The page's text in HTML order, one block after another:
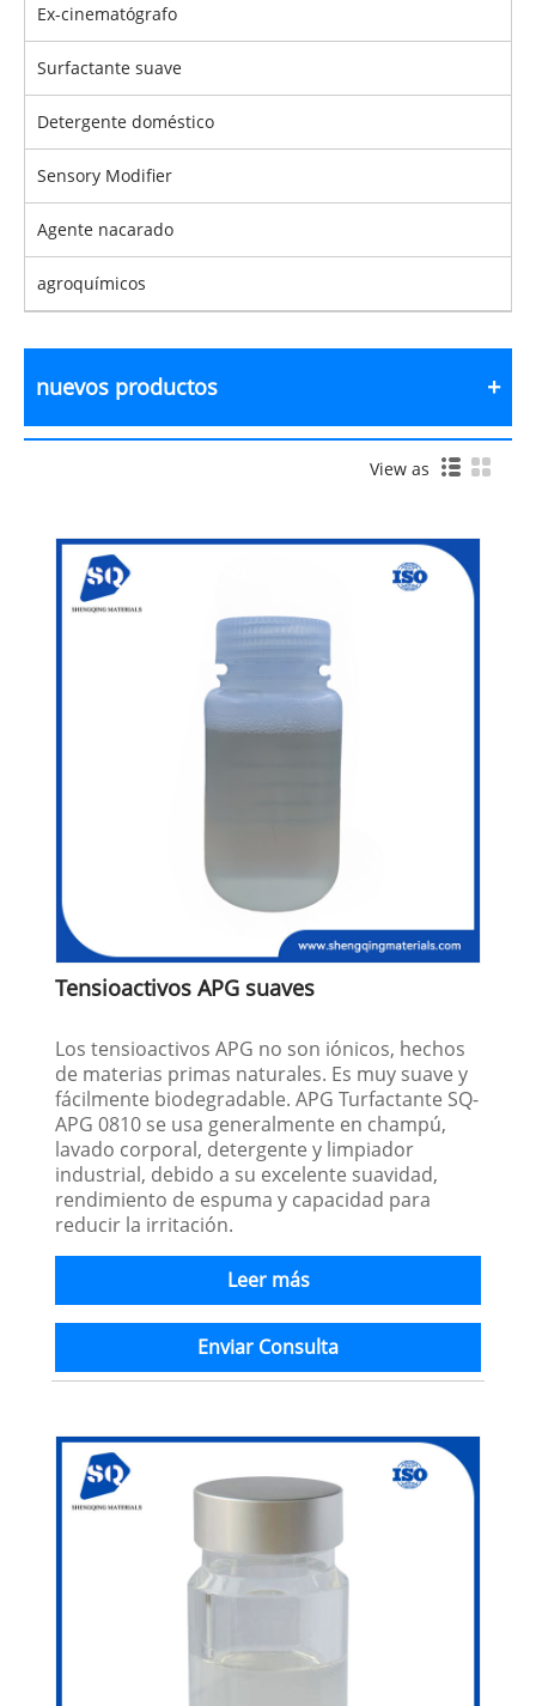
Ex-cinematógrafo
Surfactante suave
Detergente doméstico
Sensory Modifier
Agente nacarado
agroquímicos
nuevos productos
View as
Tensioactivos APG suaves
Los tensioactivos APG no son iónicos, hechos
de materias primas naturales. Es muy suave y
fácilmente biodegradable. APG Turfactante SQ-
APG 0810 se usa generalmente en champú,
lavado corporal, detergente y limpiador
industrial, debido a su excelente suavidad,
rendimiento de espuma y capacidad para
reducir la irritación.
Leer más
Enviar Consulta